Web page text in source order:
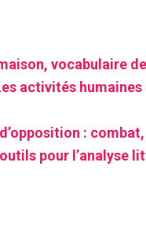
vocabulaire
activités
:
pour l’analyse